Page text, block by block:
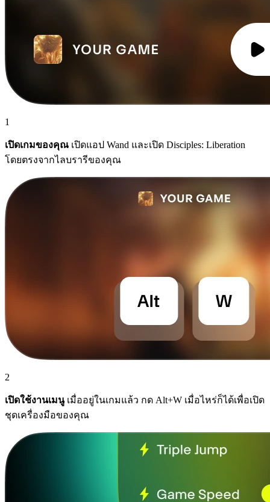
1
เปิดเกมของคุณ เปิดแอป Wand และเปิด Disciples: Liberation
โดยตรงจากไลบรารีของคุณ
2
เปิดใช้งานเมนูเมื่ออยู่ในเกมแล้ว กด Alt+W เมื่อไหร่ก็ได้เพื่อเปิด
ชุดเครื่องมือของคุณ